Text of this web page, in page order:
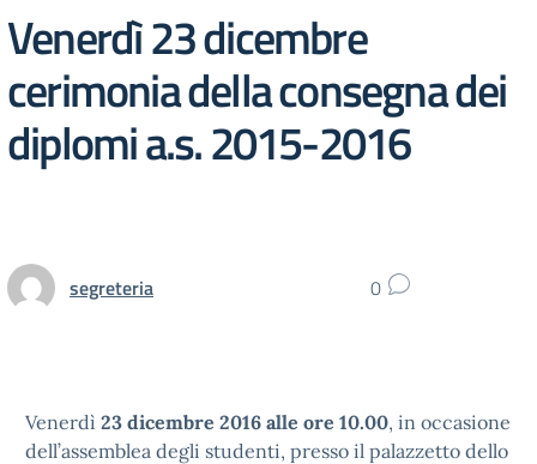
Venerdì 23 dicembre
cerimonia della consegna dei
diplomi a.s. 2015-2016
segreteria 0
Venerdì 23 dicembre 2016 alle ore 10.00, in occasione
dell’assemblea degli studenti, presso il palazzetto dello